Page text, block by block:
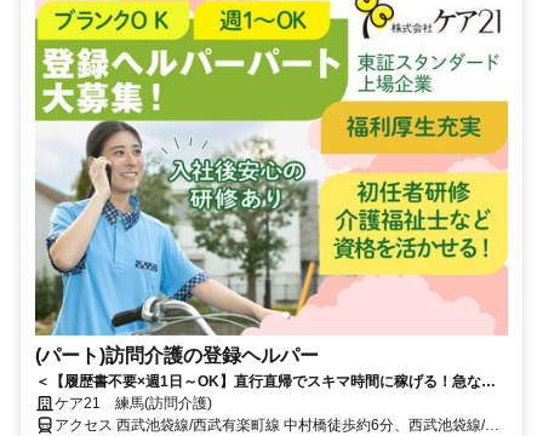
(パート)訪問介護の登録ヘルパー
＜【履歴書不要×週1日～OK】直行直帰でスキマ時間に稼げる！急なキ
ャンセルも手当有！定年無し！＞★履歴書の準備不要★未経験者OK！働
きやすいシフト制！急なキャンセルが発生した場合でも手当で給与を補
ケア21 練馬(訪問介護)
アクセス 西武池袋線/西武有楽町線 中村橋徒歩約6分、西武池袋線/西